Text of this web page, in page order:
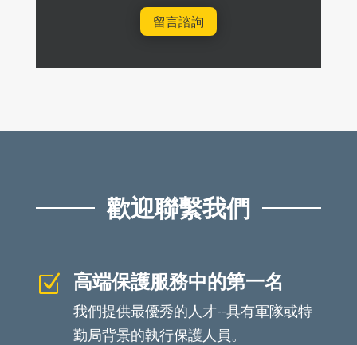
留言諮詢
歡迎聯繫我們
Z 高端保護服務中的第一名
我們提供最優秀的人才--具有軍隊或特
勤局背景的執行保護人員。